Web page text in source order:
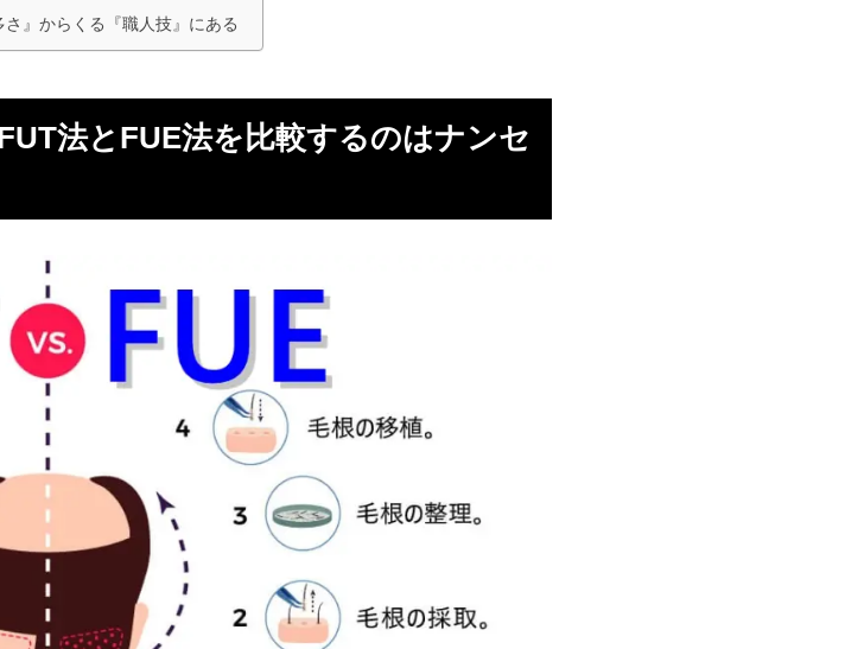
』からくる『職人技』にある
法とFUE法を比較するのはナンセ